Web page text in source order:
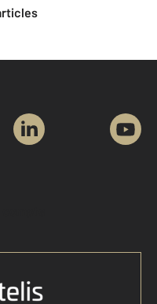
compte